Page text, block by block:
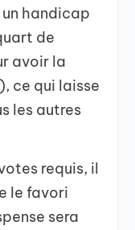
handicap
de
avoir la
ce qui laisse
les autres
requis, il
le favori
sera